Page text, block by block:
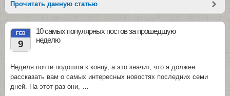
Прочитать данную статью
FEB
9
10 самых популярных постов за прошедшую
неделю
Неделя почти подошла к концу, а это значит, что я должен
рассказать вам о самых интересных новостях последних семи
дней. На этот раз они, …